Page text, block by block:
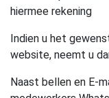
hiermee rekening
Indien u het
website, neemt u
Naast bellen en E-